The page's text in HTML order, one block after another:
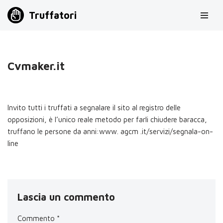
Truffatori
Cvmaker.it
Invito tutti i truffati a segnalare il sito al registro delle
opposizioni, è l’unico reale metodo per farli chiudere baracca,
truffano le persone da anni:www. agcm .it/servizi/segnala-on-
line
Lascia un commento
Commento *